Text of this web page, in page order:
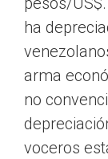
ha
arma
no
voceros